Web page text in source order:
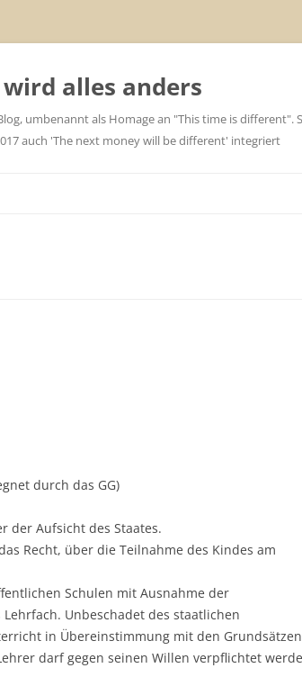
alles anders
umbenannt als Homage an "This time is different".
auch 'The next money will be different' integriert
durch das GG)
der Aufsicht des Staates.
Recht, über die Teilnahme des Kindes am
Schulen mit Ausnahme der
Unbeschadet des staatlichen
in Übereinstimmung mit den
darf gegen seinen Willen verpflichtet